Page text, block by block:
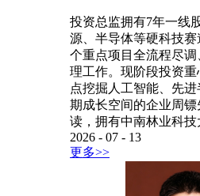
投资总监拥有7年一线
源、半导体等硬科技
个重点项目全流程尽
理工作。现阶段投资
点挖掘人工智能、先
期成长空间的企业周
读，拥有中南林业科
2026 - 07 - 13
更多>>